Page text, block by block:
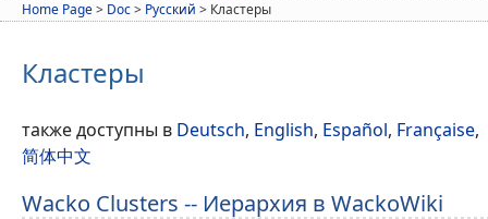
Home Page> Doc> Русский > Кластеры
Кластеры
также доступны в Deutsch, English, Español, Française,
简体中文
Wacko Clusters -- Иерархия в WackoWiki